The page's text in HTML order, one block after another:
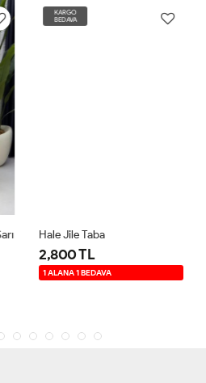
KARGO
BEDAVA
Hale Jile Taba
2,800 TL
1 ALANA 1 BEDAVA